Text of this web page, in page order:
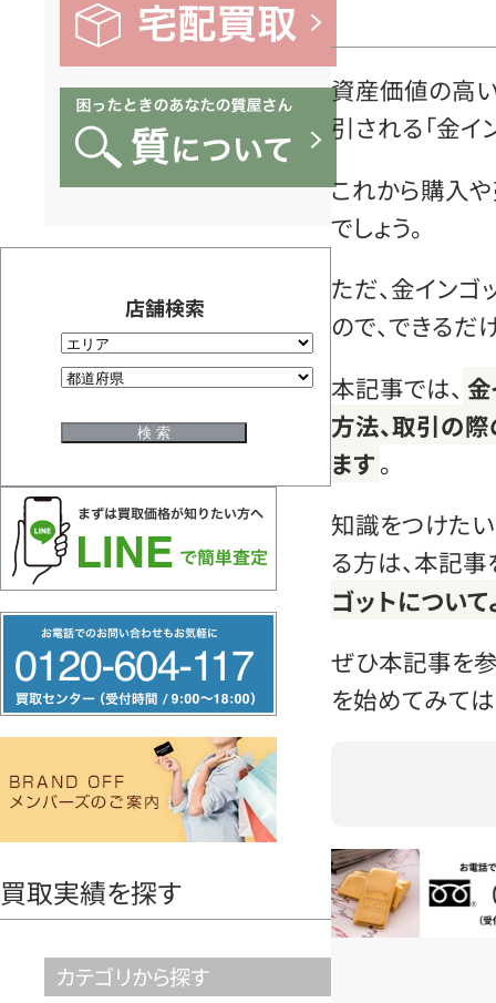
店舗検索
リ
ー
ヤ
買取実績を探す
カテゴリから探す
資産価値の高
引される「金イ
これから購入
でしょう。
ただ、金イン
ので、できるだ
本記事では、
方法、取引の
ます。
知識をつけた
る方は、本記
ゴットについ
ぜひ本記事を
を始めてみては
お電話問い